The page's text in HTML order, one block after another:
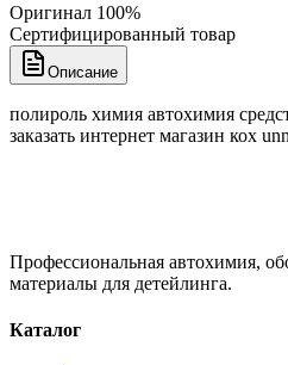
Оригинал 100%
Сертифицированный товар
Описание
полироль химия автохимия
заказать интернет магазин кох
Профессиональная автохимия,
материалы для детейлинга.
Каталог